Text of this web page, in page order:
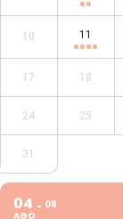
10 11
17 18
24 25
31
04
AGO
08